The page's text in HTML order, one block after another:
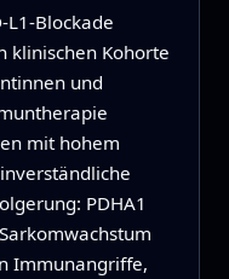
klinischen Kohorte
und
mit hohem
PDHA1
Immunangriffe,